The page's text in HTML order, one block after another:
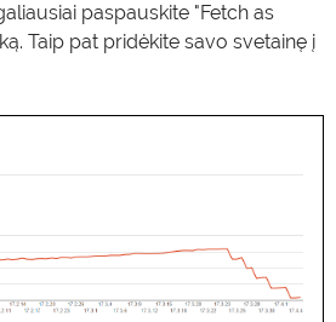
paspauskite "Fetch as
Taip pat pridėkite savo svetainę į